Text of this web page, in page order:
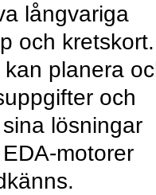
långvariga
och kretskort.
kan planera
och
lösningar
motorer